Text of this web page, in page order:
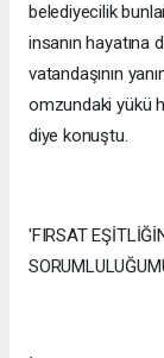
belediyecilik
insanın hayatına
vatandaşının
omzundaki yükü
diye konuştu.
'FIRSAT